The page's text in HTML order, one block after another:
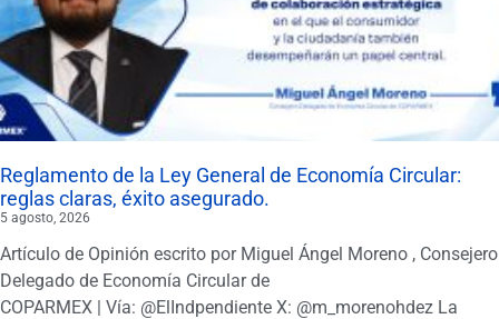
Reglamento de la Ley General de Economía Circular:
reglas claras, éxito asegurado.
5 agosto, 2026
Artículo de Opinión escrito por Miguel Ángel Moreno , Consejero
Delegado de Economía Circular de
COPARMEX | Vía: @ElIndpendiente X: @m_morenohdez La